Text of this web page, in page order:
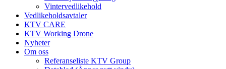
Vintervedlikehold
Vedlikeholdsavtaler
KTV CARE
KTV Working Drone
Nyheter
Om oss
Referanseliste KTV Group